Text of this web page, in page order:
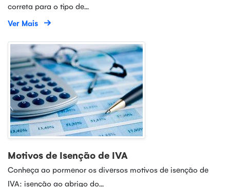
correta para o tipo de...
Ver Mais
Motivos de Isenção de IVA
Conheça ao pormenor os diversos motivos de isenção de
IVA: isenção ao abrigo do...